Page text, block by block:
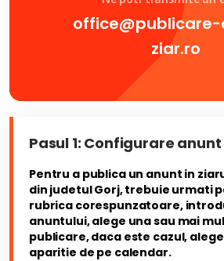
ziar.ro
Pasul 1: Configurare anunt
Pentru a publica un anunt in
din judetul Gorj, trebuie urmati
rubrica corespunzatoare,
anuntului, alege una sau mai
publicare, daca este cazul,
aparitie de pe calendar.